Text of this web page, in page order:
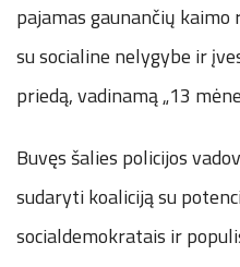
pajamas gaunančių
su socialine nelygybe ir
priedą, vadinamą „13
Buvęs šalies policijos
sudaryti koaliciją su
socialdemokratais ir